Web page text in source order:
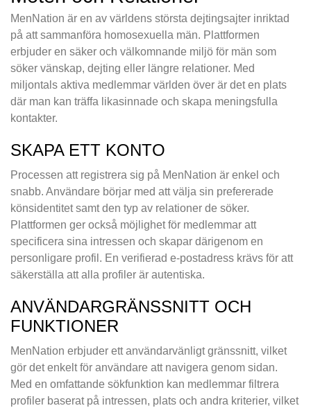
MenNation är en av världens största dejtingsajter inriktad
på att sammanföra homosexuella män. Plattformen
erbjuder en säker och välkomnande miljö för män som
söker vänskap, dejting eller längre relationer. Med
miljontals aktiva medlemmar världen över är det en plats
där man kan träffa likasinnade och skapa meningsfulla
kontakter.
SKAPA ETT KONTO
Processen att registrera sig på MenNation är enkel och
snabb. Användare börjar med att välja sin prefererade
könsidentitet samt den typ av relationer de söker.
Plattformen ger också möjlighet för medlemmar att
specificera sina intressen och skapar därigenom en
personligare profil. En verifierad e-postadress krävs för att
säkerställa att alla profiler är autentiska.
ANVÄNDARGRÄNSSNITT OCH
FUNKTIONER
MenNation erbjuder ett användarvänligt gränssnitt, vilket
gör det enkelt för användare att navigera genom sidan.
Med en omfattande sökfunktion kan medlemmar filtrera
profiler baserat på intressen, plats och andra kriterier, vilket